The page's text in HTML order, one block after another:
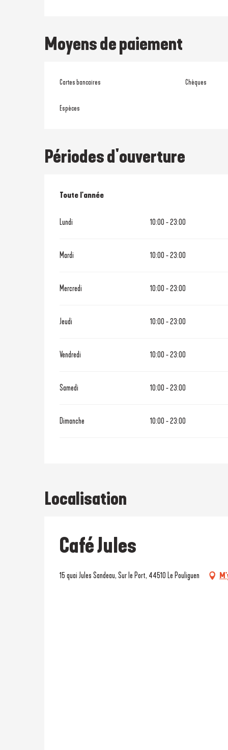
Moyens de paiement
Cartes bancaires Chèques
Espèces
Périodes d'ouverture
Toute l'année
Toute l'année
Lundi 10:00 - 23:00
Mardi 10:00 - 23:00
Mercredi 10:00 - 23:00
Jeudi 10:00 - 23:00
Vendredi 10:00 - 23:00
Samedi 10:00 - 23:00
Dimanche 10:00 - 23:00
Localisation
Café Jules
15 quai Jules Sandeau, Sur le Port, 44510 Le Pouliguen